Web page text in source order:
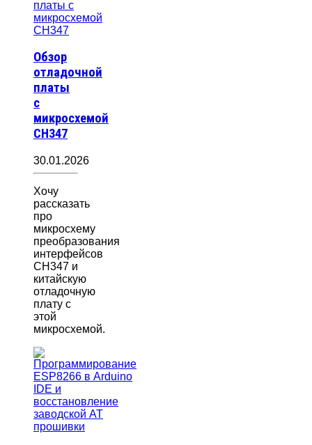
Обзор
отладочной
платы
с
микросхемой
CH347
30.01.2026
Хочу
рассказать
про
микросхему
преобразования
интерфейсов
CH347 и
китайскую
отладочную
плату с
этой
микросхемой.